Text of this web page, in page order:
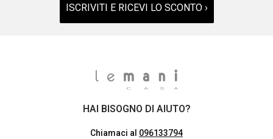
ISCRIVITI E RICEVI LO SCONTO ›
HAI BISOGNO DI AIUTO?
Chiamaci al 096133794